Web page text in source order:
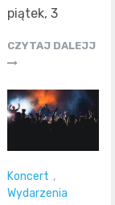
piątek, 3
CZYTAJ DALEJJ
Koncert ,
Wydarzenia